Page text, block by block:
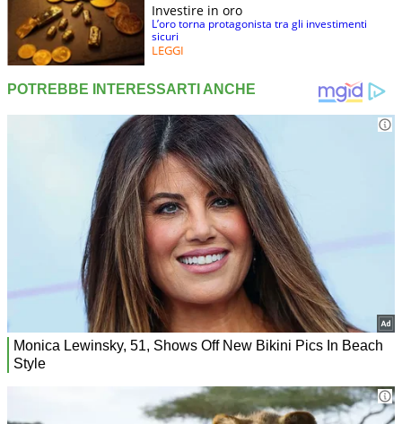
Investire in oro
L’oro torna protagonista tra gli investimenti
sicuri
LEGGI